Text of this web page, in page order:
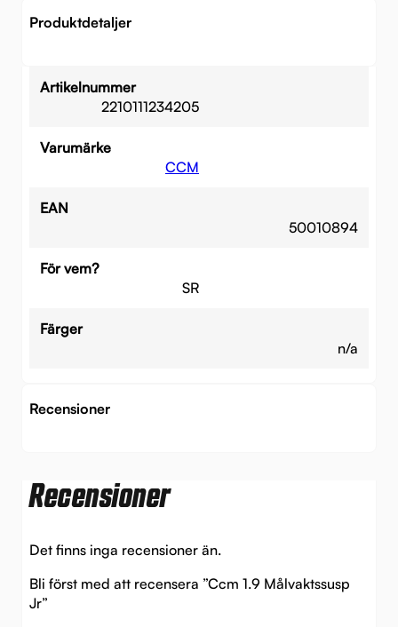
Produktdetaljer
Artikelnummer
2210111234205
Varumärke
CCM
EAN
50010894
För vem?
SR
Färger
n/a
Recensioner
Recensioner
Det finns inga recensioner än.
Bli först med att recensera ”Ccm 1.9 Målvaktssusp
Jr”